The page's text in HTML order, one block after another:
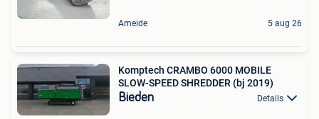
Ameide 5 aug 26
Komptech CRAMBO 6000 MOBILE
SLOW-SPEED SHREDDER (bj 2019)
Bieden Details